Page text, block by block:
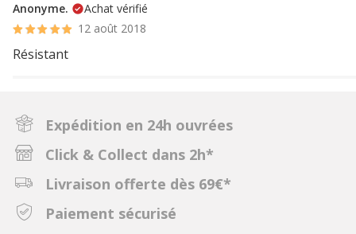
Anonyme.
Achat vérifié
12 août 2018
Résistant
Expédition en 24h ouvrées
Click & Collect dans 2h*
Livraison offerte dès 69€*
Paiement sécurisé